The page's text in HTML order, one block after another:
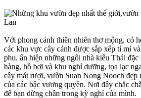
Với phong cảnh thiên nhiên thơ mộng, cỏ
các khu vực cây cảnh được sắp xếp tỉ mỉ
phu, ẩn hiện những ngôi nhà kiểu Thái
hàng, hồ bơi và khu nghỉ dưỡng, tọa lạc
cây mát rượi, vườn Suan Nong Nooch đẹp
của các bậc vương quyền. Nơi đây chắc
để bạn dừng chân trong kỳ nghỉ của mình.